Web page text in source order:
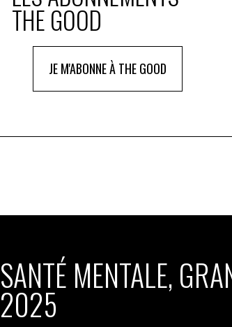
THE GOOD
JE M'ABONNE À THE GOOD
SANTÉ MENTALE,
2025